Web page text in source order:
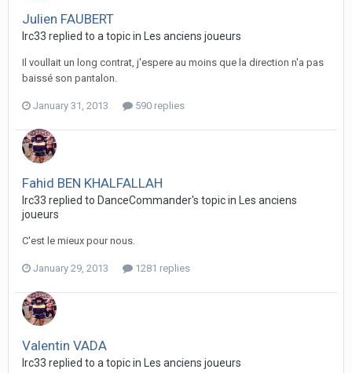
Julien FAUBERT
lrc33 replied to a topic in Les anciens joueurs
Il voullait un long contrat, j'espere au moins que la direction n'a pas
baissé son pantalon.
January 31, 2013 590 replies
Fahid BEN KHALFALLAH
lrc33 replied to DanceCommander's topic in
Les anciens
joueurs
C'est le mieux pour nous.
January 29, 2013 1281 replies
Valentin VADA
lrc33 replied to a topic in Les anciens joueurs